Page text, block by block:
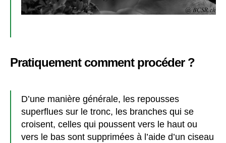
Pratiquement comment procéder ?
D’une manière générale, les repousses
superflues sur le tronc, les branches qui se
croisent, celles qui poussent vers le haut ou
vers le bas sont supprimées à l’aide d’un ciseau